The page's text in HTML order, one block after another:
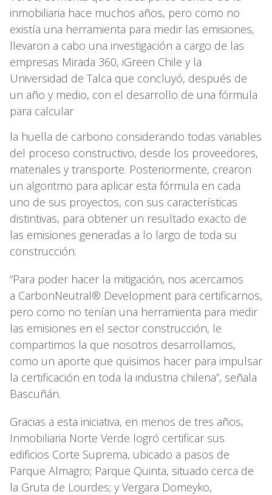
inmobiliaria hace muchos años, pero como no
existía una herramienta para medir las emisiones,
llevaron a cabo una investigación a cargo de las
empresas Mirada 360, iGreen Chile y la
Universidad de Talca que concluyó, después de
un año y medio, con el desarrollo de una fórmula
para calcular
la huella de carbono considerando todas variables
del proceso constructivo, desde los proveedores,
materiales y transporte. Posteriormente, crearon
un algoritmo para aplicar esta fórmula en cada
uno de sus proyectos, con sus características
distintivas, para obtener un resultado exacto de
las emisiones generadas a lo largo de toda su
construcción.
“Para poder hacer la mitigación, nos acercamos
a CarbonNeutral® Development para certificarnos,
pero como no tenían una herramienta para medir
las emisiones en el sector construcción, le
compartimos la que nosotros desarrollamos,
como un aporte que quisimos hacer para impulsar
la certificación en toda la industria chilena”, señala
Bascuñán.
Gracias a esta iniciativa, en menos de tres años,
Inmobiliaria Norte Verde logró certificar sus
edificios Corte Suprema, ubicado a pasos de
Parque Almagro; Parque Quinta, situado cerca de
la Gruta de Lourdes; y Vergara Domeyko,